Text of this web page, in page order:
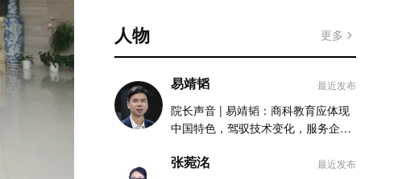
人物 更多
易靖韬 最近发布
院长声音 | 易靖韬：商科教育应体现
中国特色，驾驭技术变化，服务企业
张菀洺 最近发布